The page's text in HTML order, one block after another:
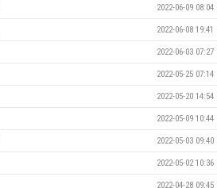
2022-06-09 08:04
2022-06-08 19:41
2022-06-03 07:27
2022-05-25 07:14
2022-05-20 14:54
2022-05-09 10:44
2022-05-03 09:40
2022-05-02 10:36
2022-04-28 09:45